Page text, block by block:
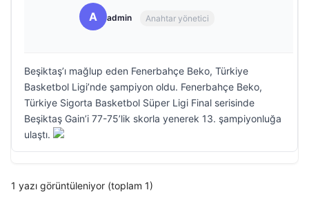
A admin Anahtar yönetici
Beşiktaş’ı mağlup eden Fenerbahçe Beko, Türkiye
Basketbol Ligi’nde şampiyon oldu. Fenerbahçe Beko,
Türkiye Sigorta Basketbol Süper Ligi Final serisinde
Beşiktaş Gain’i 77-75’lik skorla yenerek 13. şampiyonluğa
ulaştı.
1 yazı görüntüleniyor (toplam 1)